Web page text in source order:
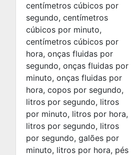
centímetros cúbicos por
segundo, centímetros
cúbicos por minuto,
centímetros cúbicos por
hora, onças fluidas por
segundo, onças fluidas por
minuto, onças fluidas por
hora, copos por segundo,
litros por segundo, litros
por minuto, litros por hora,
litros por segundo, litros
por segundo, galões por
minuto, litros por hora, pés